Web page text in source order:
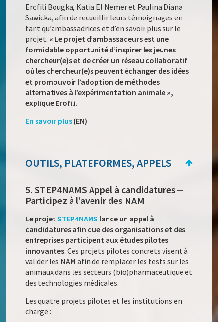
Erofili Bougka, Katia El Nemer et Paulina Diana
Sawicka, afin de recueillir leurs témoignages en
tant qu’ambassadrices et d’en savoir plus sur le
projet. « Le projet d’ambassadeurs est une
formidable opportunité d’inspirer les jeunes
chercheur(e)s et de créer un réseau collaboratif
où les chercheur(e)s peuvent échanger des idées
et promouvoir l’adoption de méthodes
alternatives à l’expérimentation animale »,
explique Erofili.
En savoir plus (EN)
OUTILS, PLATEFORMES, APPELS
5. STEP4NAMS Appel à candidatures —
Participez à l’avenir des NAM
Le projetSTEP4NAMS lance un appel à
candidatures afin que des organisations et des
entreprises participent aux études pilotes
innovantes. Ces projets pilotes concrets visent à
valider les NAM afin de remplacer les tests sur les
animaux dans les secteurs (bio)pharmaceutique et
des technologies médicales.
Les quatre projets pilotes et les institutions en
charge :